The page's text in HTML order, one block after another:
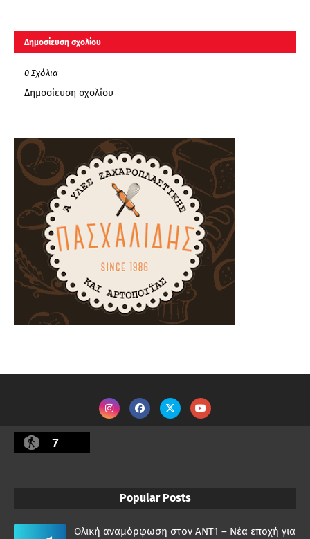
Δημοσίευση σχολίου
0 Σχόλια
Δημοσίευση σχολίου
7
Popular Posts
Ολική αναμόρφωση στον ΑΝΤ1 – Νέα εποχή για